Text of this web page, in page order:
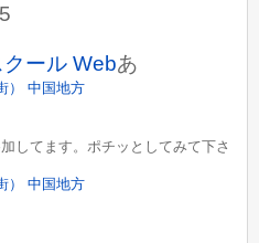
ール Webあ
してます。ポチッとしてみて下さ